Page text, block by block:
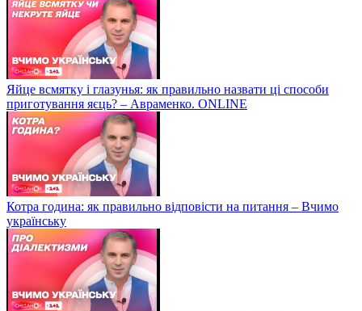
Яйце всмятку і глазунья: як правильно назвати ці способи
приготування яєць? – Авраменко. ONLINE
Котра година: як правильно відповісти на питання – Вчимо
українську